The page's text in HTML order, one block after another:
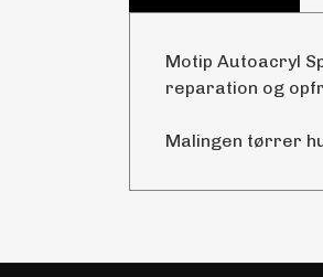
Motip Autoacryl
reparation og
Malingen tørrer